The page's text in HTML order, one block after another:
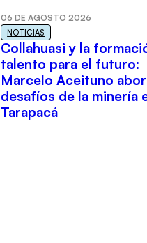
06 DE AGOSTO 2026
NOTICIAS
Collahuasi y la
talento para el futuro:
Marcelo Aceituno
desafíos de la minería
Tarapacá